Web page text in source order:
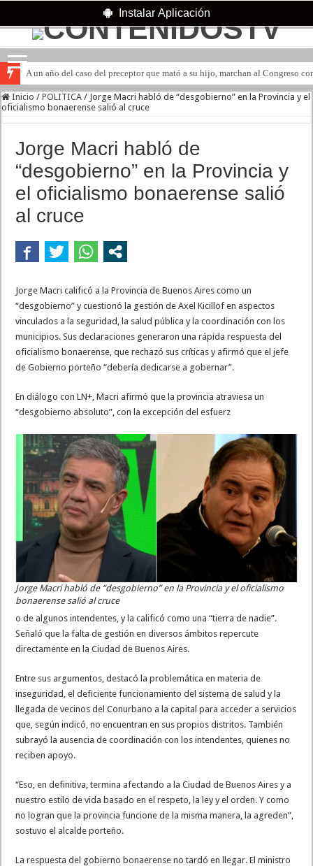
Instalar Aplicación
A un año del caso del preceptor que mató a su hijo, marchan al Congreso
Inicio / POLITICA / Jorge Macri habló de “desgobierno” en la Provincia y el
oficialismo bonaerense salió al cruce
Jorge Macri habló de
“desgobierno” en la Provincia y
el oficialismo bonaerense salió
al cruce
Jorge Macri calificó a la Provincia de Buenos Aires como un
“desgobierno” y cuestionó la gestión de Axel Kicillof en aspectos
vinculados a la seguridad, la salud pública y la coordinación con los
municipios. Sus declaraciones generaron una rápida respuesta del
oficialismo bonaerense, que rechazó sus críticas y afirmó que el jefe
de Gobierno porteño “debería dedicarse a gobernar”.
En diálogo con LN+, Macri afirmó que la provincia atraviesa un
“desgobierno absoluto”, con la excepción del esfuerz
Jorge Macri habló de “desgobierno” en la Provincia y el oficialismo
bonaerense salió al cruce
o de algunos intendentes, y la calificó como una “tierra de nadie”.
Señaló que la falta de gestión en diversos ámbitos repercute
directamente en la Ciudad de Buenos Aires.
Entre sus argumentos, destacó la problemática en materia de
inseguridad, el deficiente funcionamiento del sistema de salud y la
llegada de vecinos del Conurbano a la capital para acceder a servicios
que, según indicó, no encuentran en sus propios distritos. También
subrayó la ausencia de coordinación con los intendentes, quienes no
reciben apoyo.
“Eso, en definitiva, termina afectando a la Ciudad de Buenos Aires y a
nuestro estilo de vida basado en el respeto, la ley y el orden. Y como
no logran que la provincia funcione de la misma manera, la agreden”,
sostuvo el alcalde porteño.
La respuesta del gobierno bonaerense no tardó en llegar. El ministro